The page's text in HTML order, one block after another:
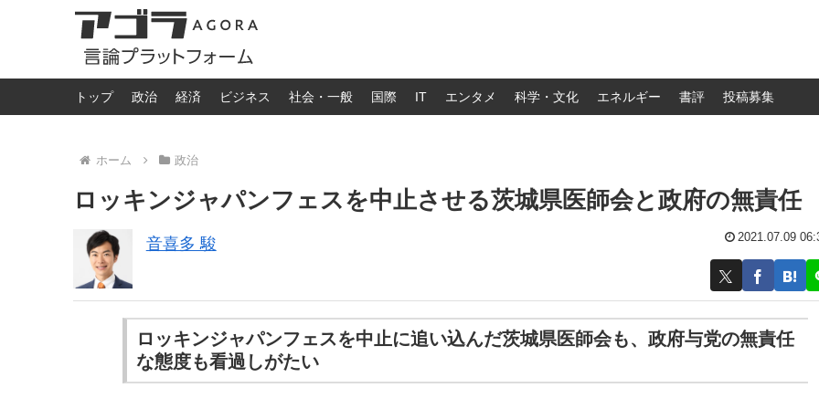
トップ 政治 経済 ビジネス 社会・一般 国際 IT エンタメ 科学・文化 エネルギー 書評 投稿募集
ホーム 政治
ロッキンジャパンフェスを中止させる茨城県医師会と政府の無責任
音喜多 駿 2021.07.09
ロッキンジャパンフェスを中止に追い込んだ茨城県医師会も、政府与党の無責任
な態度も看過しがたい